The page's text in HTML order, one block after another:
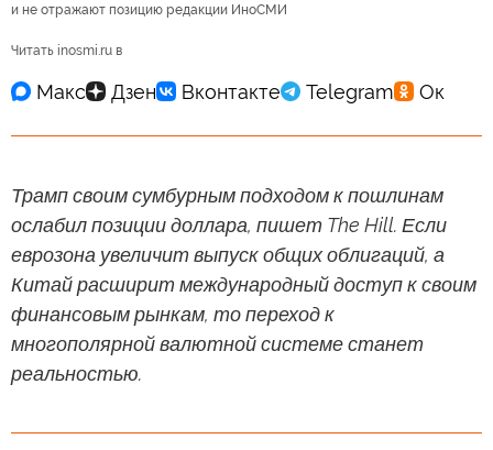
и не отражают позицию редакции ИноСМИ
Читать inosmi.ru в
Трамп своим сумбурным подходом к пошлинам
ослабил позиции доллара, пишет The Hill. Если
еврозона увеличит выпуск общих облигаций, а
Китай расширит международный доступ к своим
финансовым рынкам, то переход к
многополярной валютной системе станет
реальностью.